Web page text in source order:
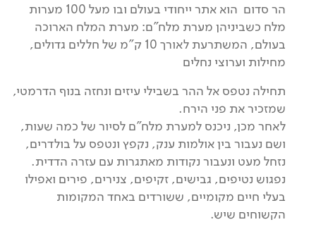
הר סדום הוא אתר ייחודי בעולם ובו מעל 100 מערות
מלח כשביניהן מערת מלח"ם: מערת המלח הארוכה
בעולם, המשתרעת לאורך 10 ק"מ של חללים גדולים,
מחילות וערוצי נחלים
תחילה נטפס אל ההר בשבילי עיזים ונחזה בנוף הדרמטי,
שמזכיר את פני הירח.
לאחר מכן, ניכנס למערת מלח"ם לסיור של כמה שעות,
ושם נעבור בין אולמות ענק, נקפץ ונטפס על בולדרים,
נזחל מעט ונעבור נקודות מאתגרות עם עזרה הדדית.
נפגוש נטיפים, גבישים, זקיפים, צנירים, פירים ואפילו
בעלי חיים מקומיים, ששורדים באחד המקומות
הקשוחים שיש.